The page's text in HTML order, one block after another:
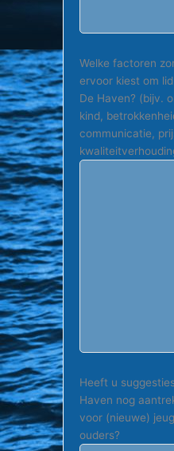
Welke factoren
ervoor kiest om
De Haven? (bijv.
kind,
communicatie,
Heeft u
Haven nog
voor (nieuwe)
ouders?